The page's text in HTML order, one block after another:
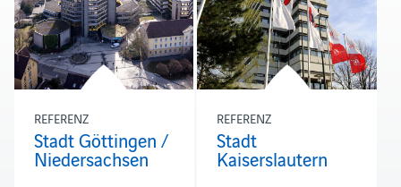
REFERENZ
Stadt Göttingen /
Niedersachsen
REFERENZ
Stadt
Kaiserslautern